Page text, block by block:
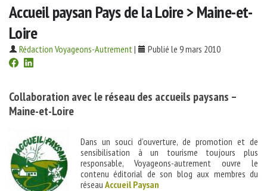
T. Responsable
Destinations
Acteurs
Accueil paysan Pays de la Loire > Maine-et-
Loire
Rédaction Voyageons-Autrement| Publié le 9 mars 2010
Collaboration avec le réseau des accueils paysans –
Maine-et-Loire
Dans un souci d’ouverture, de promotion et de
sensibilisation à un tourisme toujours plus
responsable, Voyageons-autrement ouvre le
contenu éditorial de son blog aux membres du
réseau Accueil Paysan